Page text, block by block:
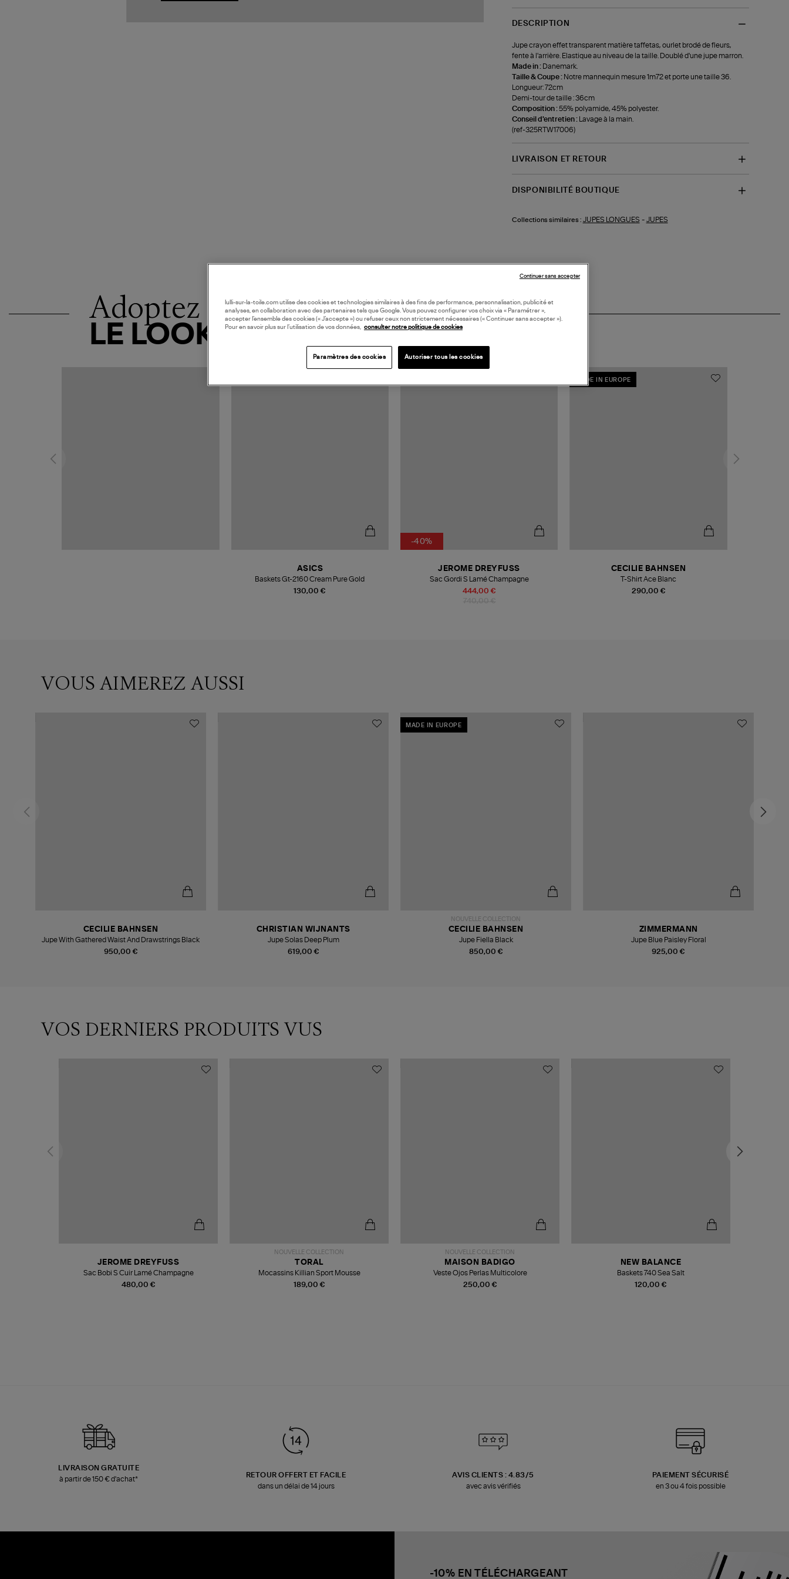
DESCRIPTION
Jupe crayon effet transparent matière taffetas, ourlet brodé de fleurs,
fente à l'arrière. Elastique au niveau de la taille. Doublé d'une jupe marron.
Made in : Danemark.
Taille & Coupe : Notre mannequin mesure 1m72 et porte une taille 36.
Longueur: 72cm
Demi-tour de taille : 36cm
Composition :55% polyamide, 45% polyester.
Conseil d'entretien :
Lavage à la main.
(ref-325RTW17006)
LIVRAISON ET RETOUR
DISPONIBILITÉ BOUTIQUE
Collections similaires : JUPES LONGUES - JUPES
Adoptez
LE LOOK
130,00 €
ASICS
Baskets Gt-2160 Cream Pure Gold
-40%
444,00 €
JEROME DREYFUSS
Sac Gordi S Lamé Champagne
MADE IN EUROPE
290,00 €
CECILIE BAHNSEN
T-Shirt Ace Blanc
VOUS AIMEREZ AUSSI
950,00 €
CECILIE BAHNSEN
Jupe With Gathered Waist And Drawstrings Black
619,00 €
CHRISTIAN WIJNANTS
Jupe Solas Deep Plum
MADE IN EUROPE
NOUVELLE COLLECTION
850,00 €
CECILIE BAHNSEN
Jupe Fiella Black
925,00 €
ZIMMERMANN
Jupe Blue Paisley Floral
VOS DERNIERS PRODUITS VUS
480,00 €
JEROME DREYFUSS
Sac Bobi S Cuir Lamé Champagne
NOUVELLE COLLECTION
189,00 €
TORAL
Mocassins Killian Sport Mousse
NOUVELLE COLLECTION
250,00 €
MAISON BADIGO
Veste Ojos Perlas Multicolore
120,00 €
NEW BALANCE
Baskets 740 Sea Salt
LIVRAISON GRATUITE
à partir de 150 € d'achat*
RETOUR OFFERT ET FACILE
dans un délai de 14 jours
AVIS CLIENTS : 4.83/5
avec avis vérifiés
PAIEMENT SÉCURISÉ
en 3 ou 4 fois possible
-10% EN TÉLÉCHARGEANT
lulli-sur-la-toile.com utilise des cookies et technologies similaires à des fins de performance, personnalisation, publicité et
analyses, en collaboration avec des partenaires tels que Google. Vous pouvez configurer vos choix via « Paramétrer »,
accepter l’ensemble des cookies (« J’accepte ») ou refuser ceux non strictement nécessaires (« Continuer sans accepter »).
Pour en savoir plus sur l’utilisation de vos données, consulter notre politique de cookies
Paramètres des cookies Autoriser tous les cookies
Continuer sans accepter